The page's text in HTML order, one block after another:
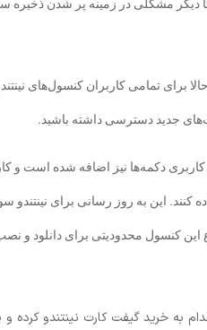
دیگر مشکلی در زمینه پر شدن ذخیره
برای تمامی کاربران کنسول‌های
جدید دسترسی داشته باشید.
دکمه‌ها نیز اضافه شده است و
این به روز رسانی برای نینتندو
کنسول محدودیتی برای دانلود و
به خرید گیفت کارت نینتندو کرده